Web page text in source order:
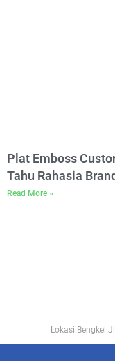
Plat Emboss
Tahu Rahasia
Read More »
Lokasi Bengkel